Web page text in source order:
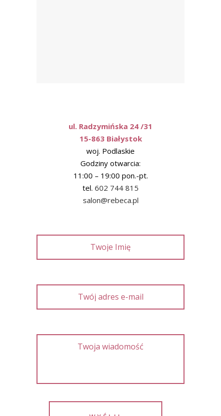
ul. Radzymińska 24 /31
15-863 Białystok
woj. Podlaskie
Godziny otwarcia:
11:00 – 19:00 pon.-pt.
tel. 602 744 815
salon@rebeca.pl